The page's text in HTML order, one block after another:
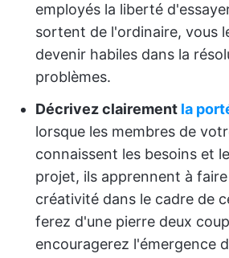
employés la liberté
sortent de l'ordinaire, vous
devenir habiles dans la
problèmes.
Décrivez clairement la
lorsque les membres de
connaissent les besoins et
projet, ils apprennent à
créativité dans le cadre de
ferez d'une pierre deux
encouragerez l'émergence